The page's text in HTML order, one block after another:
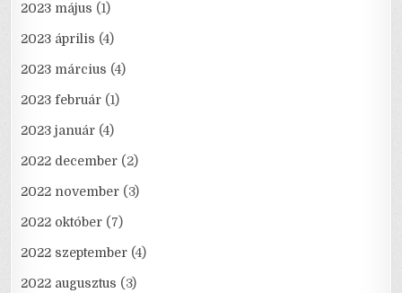
2023 május (1)
2023 április (4)
2023 március (4)
2023 február (1)
2023 január (4)
2022 december (2)
2022 november (3)
2022 október (7)
2022 szeptember (4)
2022 augusztus (3)